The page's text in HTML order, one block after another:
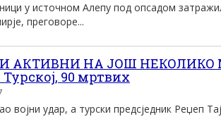
у источном Алепу под опсадом
преговоре...
НА ЈОШ НЕКОЛИКО
90 мртвих
војни удар, а турски предсjедник Реџеп